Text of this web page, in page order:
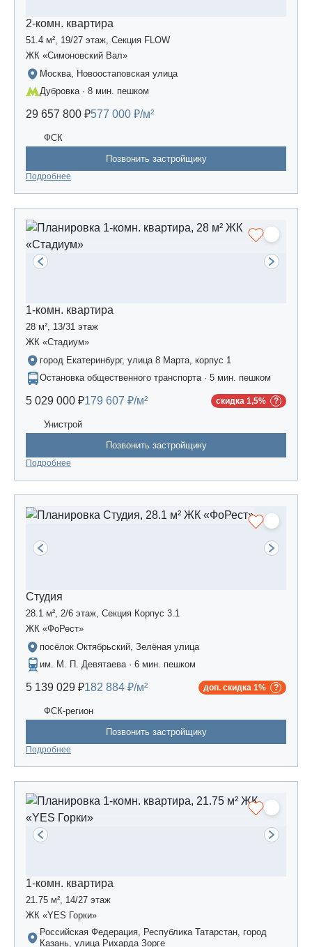
2-комн. квартира
51.4 м², 19/27 этаж, Секция FLOW
ЖК «Симоновский Вал»
Москва, Новоостаповская улица
Дубровка · 8 мин. пешком
29 657 800 ₽577 000 ₽/м²
ФСК
Позвонить застройщику
Подробнее
1-комн. квартира
28 м², 13/31 этаж
ЖК «Стадиум»
город Екатеринбург, улица 8 Марта, корпус 1
Остановка общественного транспорта · 5 мин. пешком
5 029 000 ₽179 607 ₽/м² скидка 1,5%
Унистрой
Позвонить застройщику
Подробнее
Студия
28.1 м², 2/6 этаж, Секция Корпус 3.1
ЖК «ФоРест»
посёлок Октябрьский, Зелёная улица
им. М. П. Девятаева · 6 мин. пешком
5 139 029 ₽182 884 ₽/м² доп. скидка 1%
ФСК-регион
Позвонить застройщику
Подробнее
1-комн. квартира
21.75 м², 14/27 этаж
ЖК «YES Горки»
Российская Федерация, Республика Татарстан, город
Казань, улица Рихарда Зорге